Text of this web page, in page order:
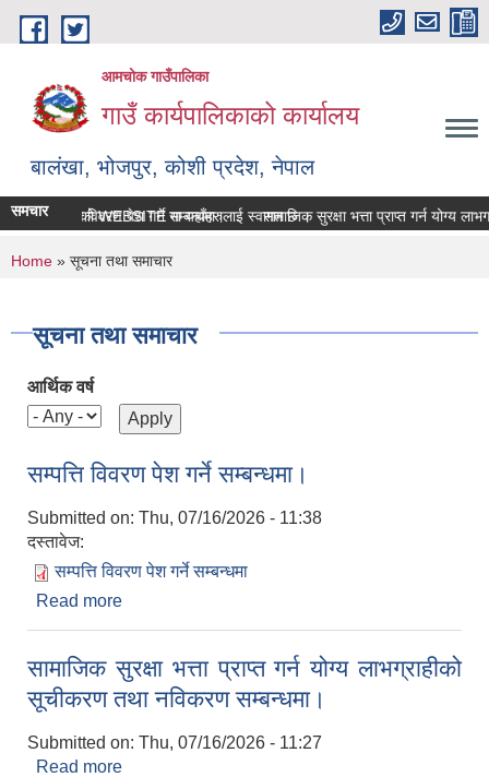
Skip to main content
आमचोक गाउँपालिका
गाउँ कार्यपालिकाको कार्यालय
बालंखा, भोजपुर, कोशी प्रदेश, नेपाल
गउँपालिकाको WEBSITE मा यहाँहरुलाई स्वागत छ ।
समचारसम्पत्ति विवरण पेश गर्ने सम्बन्धमा। सामाजिक सुरक्षा भत्ता प्राप्‍त गर्न योग्य
You are here
Home » सूचना तथा समाचार
सूचना तथा समाचार
आर्थिक वर्ष
सम्पत्ति विवरण पेश गर्ने सम्बन्धमा।
Submitted on: Thu, 07/16/2026 - 11:38
दस्तावेज:
सम्पत्ति विवरण पेश गर्ने सम्बन्धमा
Read more
सामाजिक सुरक्षा भत्ता प्राप्‍त गर्न योग्य लाभग्राहीको
सूचीकरण तथा नविकरण सम्बन्धमा।
Submitted on: Thu, 07/16/2026 - 11:27
Read more